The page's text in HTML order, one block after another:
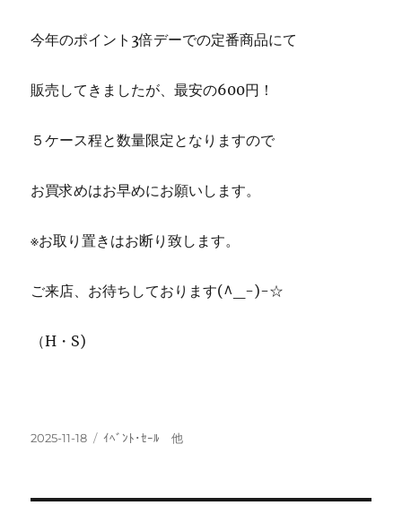
今年のポイント3倍デーでの定番商品にて
販売してきましたが、最安の600円！
５ケース程と数量限定となりますので
お買求めはお早めにお願いします。
※お取り置きはお断り致します。
ご来店、お待ちしております(^_-)-☆
（H・S)
投
2025-11-18
カ
ｲﾍﾞﾝﾄ･ｾｰﾙ 他